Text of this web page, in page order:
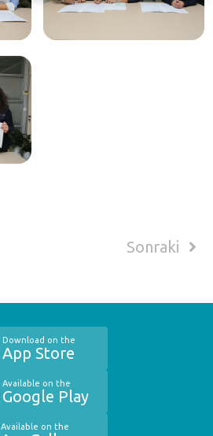
Sonraki
Download on the
App Store
Available on the
Google Play
Available on the